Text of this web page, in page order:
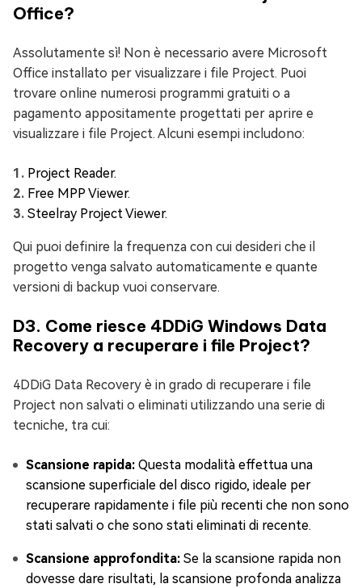
Office?
Assolutamente sì! Non è necessario avere Microsoft
Office installato per visualizzare i file Project. Puoi
trovare online numerosi programmi gratuiti o a
pagamento appositamente progettati per aprire e
visualizzare i file Project. Alcuni esempi includono:
Project Reader.
Free MPP Viewer.
Steelray Project Viewer.
Qui puoi definire la frequenza con cui desideri che il
progetto venga salvato automaticamente e quante
versioni di backup vuoi conservare.
D3. Come riesce 4DDiG Windows Data
Recovery a recuperare i file Project?
4DDiG Data Recovery è in grado di recuperare i file
Project non salvati o eliminati utilizzando una serie di
tecniche, tra cui:
Scansione rapida: Questa modalità effettua una
scansione superficiale del disco rigido, ideale per
recuperare rapidamente i file più recenti che non sono
stati salvati o che sono stati eliminati di recente.
Scansione approfondita: Se la scansione rapida non
dovesse dare risultati, la scansione profonda analizza